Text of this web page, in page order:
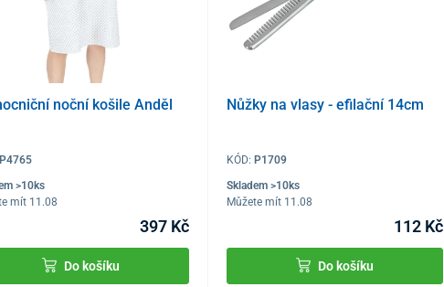
noční košile Anděl
P4765
>10ks
mít 11.08
397 Kč
Do košíku
Nůžky na vlasy - efilační 14cm
KÓD: P1709
Skladem >10ks
Můžete mít 11.08
112 Kč
Do košíku